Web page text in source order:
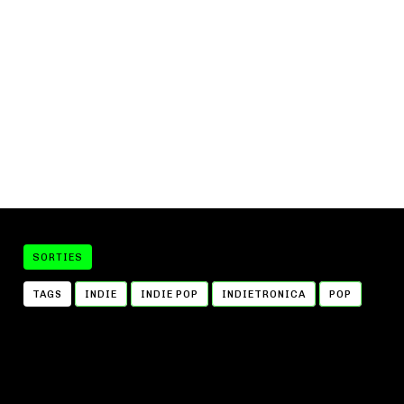
SORTIES
TAGS INDIE INDIE POP INDIETRONICA POP